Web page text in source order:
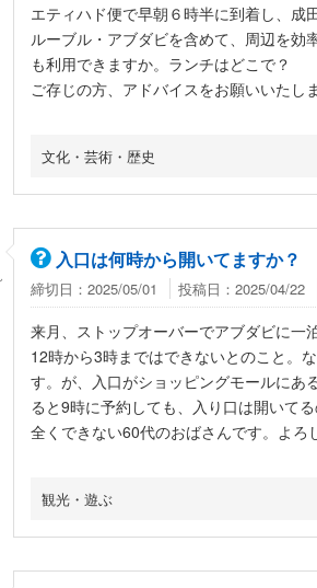
エティハド便で早朝６時半に到着し、成
ルーブル・アブダビを含めて、周辺を効
も利用できますか。ランチはどこで？
ご存じの方、アドバイスをお願いいたし
文化・芸術・歴史
入口は何時から開いてますか？
締切日：2025/05/01 投稿日：2025/04/22
来月、ストップオーバーでアブダビに一
12時から3時まではできないとのこと。
す。が、入口がショッピングモールにあ
ると9時に予約しても、入り口は開いて
全くできない60代のおばさんです。よろ
観光・遊ぶ